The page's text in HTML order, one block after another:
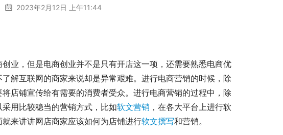
2023年2月12日 上午11:44
，但是电商创业并不是只有开店这一项，还需要熟悉电商优
解互联网的商家来说却是异常艰难。进行电商营销的时候，除
店铺宣传给有需要的消费者受众。进行电商营销的过程中，除
用比较稳当的营销方式，比如软文营销 ，在各大平台上进行软
来讲讲网店商家应该如何为店铺进行软文撰写和营销。